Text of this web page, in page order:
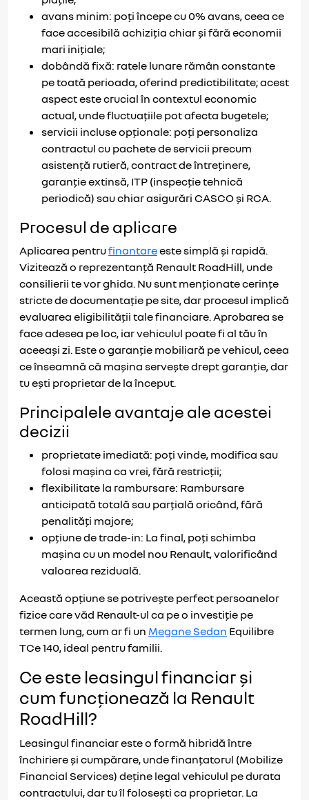
avans minim: poți începe cu 0% avans, ceea ce
face accesibilă achiziția chiar și fără economii
mari inițiale;
dobândă fixă: ratele lunare rămân constante
pe toată perioada, oferind predictibilitate; acest
aspect este crucial în contextul economic
actual, unde fluctuațiile pot afecta bugetele;
servicii incluse opționale: poți personaliza
contractul cu pachete de servicii precum
asistență rutieră, contract de întreținere,
garanție extinsă, ITP (inspecție tehnică
periodică) sau chiar asigurări CASCO și RCA.
Procesul de aplicare
Aplicarea pentrufinantareeste simplă și rapidă.
Vizitează o reprezentanță Renault RoadHill, unde
consilierii te vor ghida. Nu sunt menționate cerințe
stricte de documentație pe site, dar procesul implică
evaluarea eligibilității tale financiare. Aprobarea se
face adesea pe loc, iar vehiculul poate fi al tău în
aceeași zi. Este o garanție mobiliară pe vehicul, ceea
ce înseamnă că mașina servește drept garanție, dar
tu ești proprietar de la început.
Principalele avantaje ale acestei
decizii
proprietate imediată: poți vinde, modifica sau
folosi mașina ca vrei, fără restricții;
flexibilitate la rambursare: Rambursare
anticipată totală sau parțială oricând, fără
penalități majore;
opțiune de trade-in: La final, poți schimba
mașina cu un model nou Renault, valorificând
valoarea reziduală.
Această opțiune se potrivește perfect persoanelor
fizice care văd Renault-ul ca pe o investiție pe
termen lung, cum ar fi un Megane Sedan Equilibre
TCe 140, ideal pentru familii.
Ce este leasingul financiar și
cum funcționează la Renault
RoadHill?
Leasingul financiar este o formă hibridă între
închiriere și cumpărare, unde finanțatorul (Mobilize
Financial Services) deține legal vehiculul pe durata
contractului, dar tu îl folosești ca proprietar. La